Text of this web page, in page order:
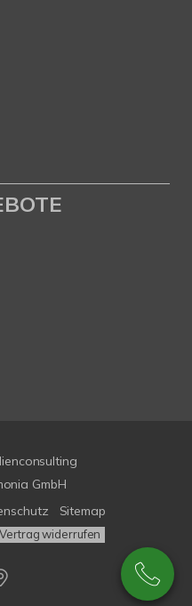
GmbH
Sitemap
Vertrag widerrufen